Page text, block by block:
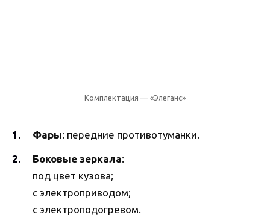
Комплектация — «Элеганс»
Фары: передние противотуманки.
Боковые зеркала:
под цвет кузова;
с электроприводом;
с электроподогревом.